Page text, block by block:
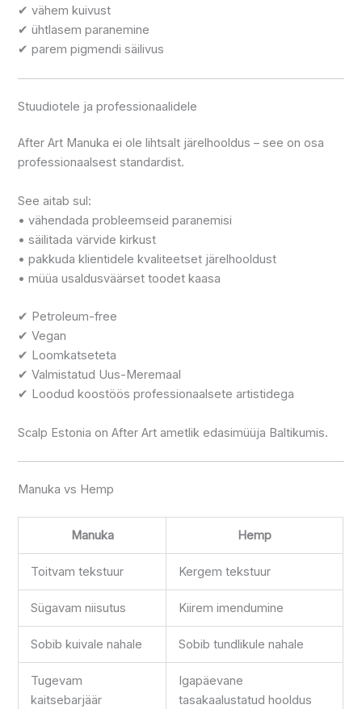
✔ vähem kuivust
✔ ühtlasem paranemine
✔ parem pigmendi säilivus
Stuudiotele ja professionaalidele
After Art Manuka ei ole lihtsalt järelhooldus – see on osa
professionaalsest standardist.
See aitab sul:
• vähendada probleemseid paranemisi
• säilitada värvide kirkust
• pakkuda klientidele kvaliteetset järelhooldust
• müüa usaldusväärset toodet kaasa
✔ Petroleum-free
✔ Vegan
✔ Loomkatseteta
✔ Valmistatud Uus-Meremaal
✔ Loodud koostöös professionaalsete artistidega
Scalp Estonia on After Art ametlik edasimüüja Baltikumis.
Manuka vs Hemp
Manuka Hemp
Toitvam tekstuur Kergem tekstuur
Sügavam niisutus Kiirem imendumine
Sobib kuivale nahale Sobib tundlikule nahale
Tugevam
kaitsebarjäär
Igapäevane
tasakaalustatud hooldus